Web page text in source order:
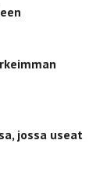
jossa useat